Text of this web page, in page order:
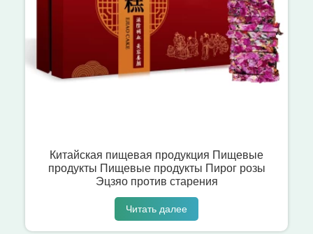
Китайская пищевая продукция Пищевые
продукты Пищевые продукты Пирог розы
Эцзяо против старения
Читать далее